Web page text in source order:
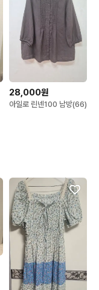
28,000원
아일로 린넨100 남방(66)